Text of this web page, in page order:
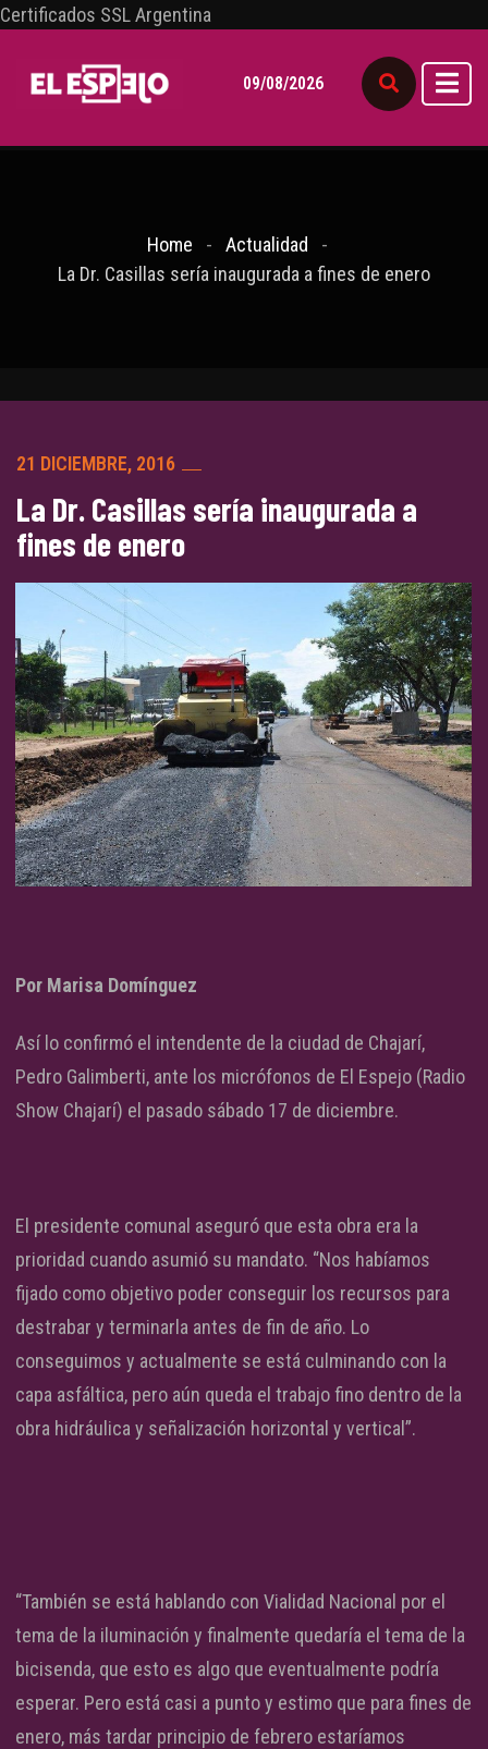
Certificados SSL Argentina
09/08/2026
Home
Actualidad
La Dr. Casillas sería inaugurada a fines de enero
21 DICIEMBRE, 2016
La Dr. Casillas sería inaugurada a
fines de enero
Por Marisa Domínguez
Así lo confirmó el intendente de la ciudad de Chajarí,
Pedro Galimberti, ante los micrófonos de El Espejo (Radio
Show Chajarí) el pasado sábado 17 de diciembre.
El presidente comunal aseguró que esta obra era la
prioridad cuando asumió su mandato. “Nos habíamos
fijado como objetivo poder conseguir los recursos para
destrabar y terminarla antes de fin de año. Lo
conseguimos y actualmente se está culminando con la
capa asfáltica, pero aún queda el trabajo fino dentro de la
obra hidráulica y señalización horizontal y vertical”.
“También se está hablando con Vialidad Nacional por el
tema de la iluminación y finalmente quedaría el tema de la
bicisenda, que esto es algo que eventualmente podría
esperar. Pero está casi a punto y estimo que para fines de
enero, más tardar principio de febrero estaríamos